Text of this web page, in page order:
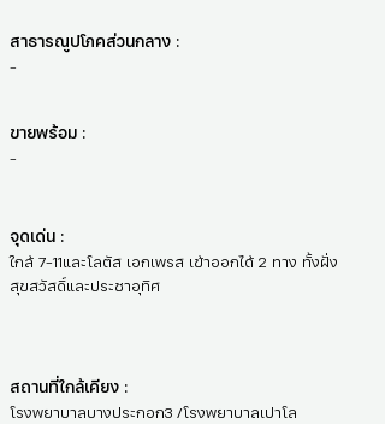
สาธารณูปโภคส่วนกลาง :
-
ขายพร้อม :
-
จุดเด่น :
ใกล้ 7-11และโลตัส เอกเพรส เข้าออกได้ 2 ทาง ทั้งฝั่ง
สุขสวัสดิ์และประชาอุทิศ
สถานที่ใกล้เคียง :
โรงพยาบาลบางประกอก3 /โรงพยาบาลเปาโล